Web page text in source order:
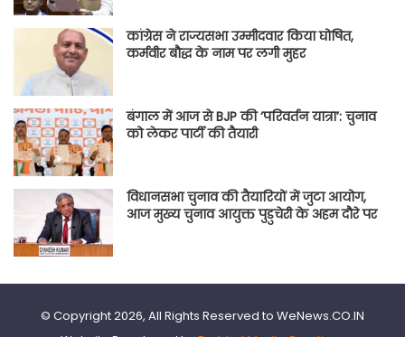
कांग्रेस ने राज्यसभा उम्मीदवार किया घोषित,
कर्मवीर बौद्ध के नाम पर लगी मुहर
बंगाल में आज से BJP की ‘परिवर्तन यात्रा’: चुनाव
को लेकर पार्टी की तैयारी
विधानसभा चुनाव की तैयारियों में जुटा आयोग,
आज मुख्य चुनाव आयुक्त पुडुचेरी के अहम दौरे पर
© Copyright 2026, All Rights Reserved to WeNews.CO.IN